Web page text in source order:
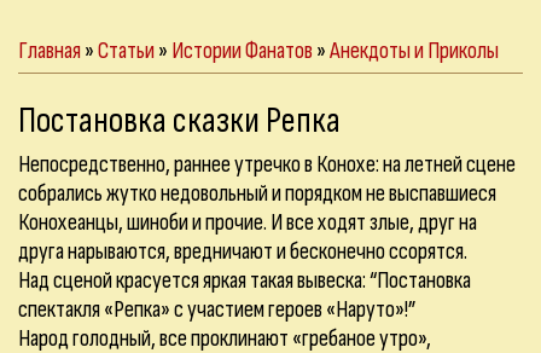
Главная»Статьи» Истории Фанатов »Анекдоты и Приколы
Постановка сказки Репка
Непосредственно, раннее утречко в Конохе: на летней сцене
собрались жутко недовольный и порядком не выспавшиеся
Конохеанцы, шиноби и прочие. И все ходят злые, друг на
друга нарываются, вредничают и бесконечно ссорятся.
Над сценой красуется яркая такая вывеска: “Постановка
спектакля «Репка» с участием героев «Наруто»!”
Народ голодный, все проклинают «гребаное утро»,